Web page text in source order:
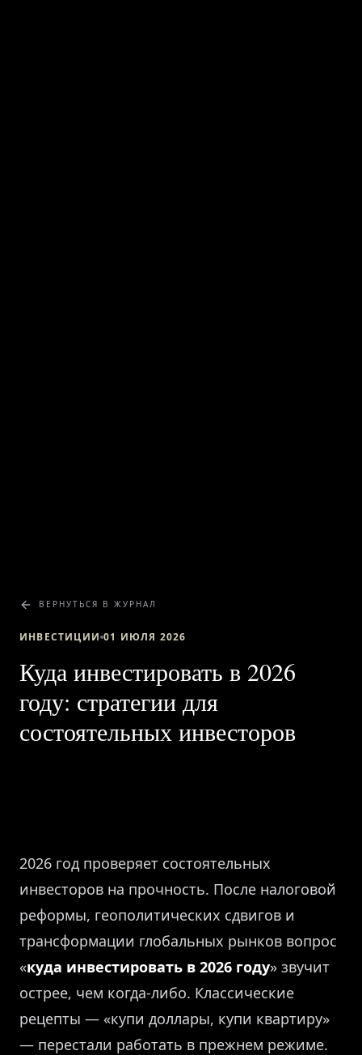
ВЕРНУТЬСЯ В ЖУРНАЛ
ИНВЕСТИЦИИ 01 ИЮЛЯ 2026
Куда инвестировать в 2026
году: стратегии для
состоятельных инвесторов
2026 год проверяет состоятельных
инвесторов на прочность. После налоговой
реформы, геополитических сдвигов и
трансформации глобальных рынков вопрос
«куда инвестировать в 2026 году» звучит
острее, чем когда-либо. Классические
рецепты — «купи доллары, купи квартиру»
— перестали работать в прежнем режиме.